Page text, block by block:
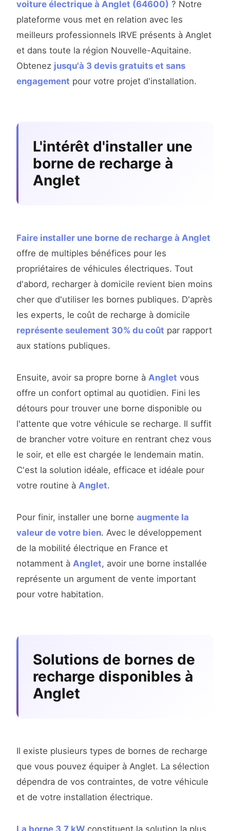
voiture électrique à Anglet (64600) ? Notre
plateforme vous met en relation avec les
meilleurs professionnels IRVE présents à Anglet
et dans toute la région Nouvelle-Aquitaine.
Obtenez jusqu'à 3 devis gratuits et sans
engagement pour votre projet d'installation.
L'intérêt d'installer une
borne de recharge à
Anglet
Faire installer une borne de recharge à Anglet
offre de multiples bénéfices pour les
propriétaires de véhicules électriques. Tout
d'abord, recharger à domicile revient bien moins
cher que d'utiliser les bornes publiques. D'après
les experts, le coût de recharge à domicile
représente seulement 30% du coût par rapport
aux stations publiques.
Ensuite, avoir sa propre borne à Anglet vous
offre un confort optimal au quotidien. Fini les
détours pour trouver une borne disponible ou
l'attente que votre véhicule se recharge. Il suffit
de brancher votre voiture en rentrant chez vous
le soir, et elle est chargée le lendemain matin.
C'est la solution idéale, efficace et idéale pour
votre routine à Anglet.
Pour finir, installer une borne augmente la
valeur de votre bien. Avec le développement
de la mobilité électrique en France et
notamment à Anglet, avoir une borne installée
représente un argument de vente important
pour votre habitation.
Solutions de bornes de
recharge disponibles à
Anglet
Il existe plusieurs types de bornes de recharge
que vous pouvez équiper à Anglet. La sélection
dépendra de vos contraintes, de votre véhicule
et de votre installation électrique.